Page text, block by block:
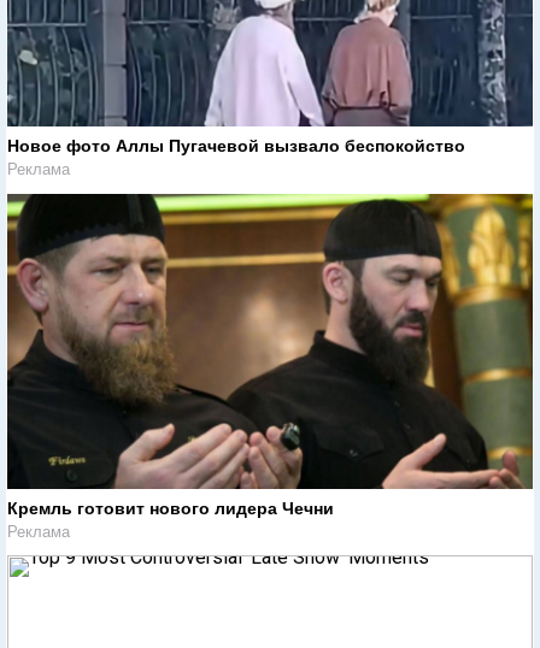
Новое фото Аллы Пугачевой вызвало беспокойство
Реклама
Кремль готовит нового лидера Чечни
Реклама